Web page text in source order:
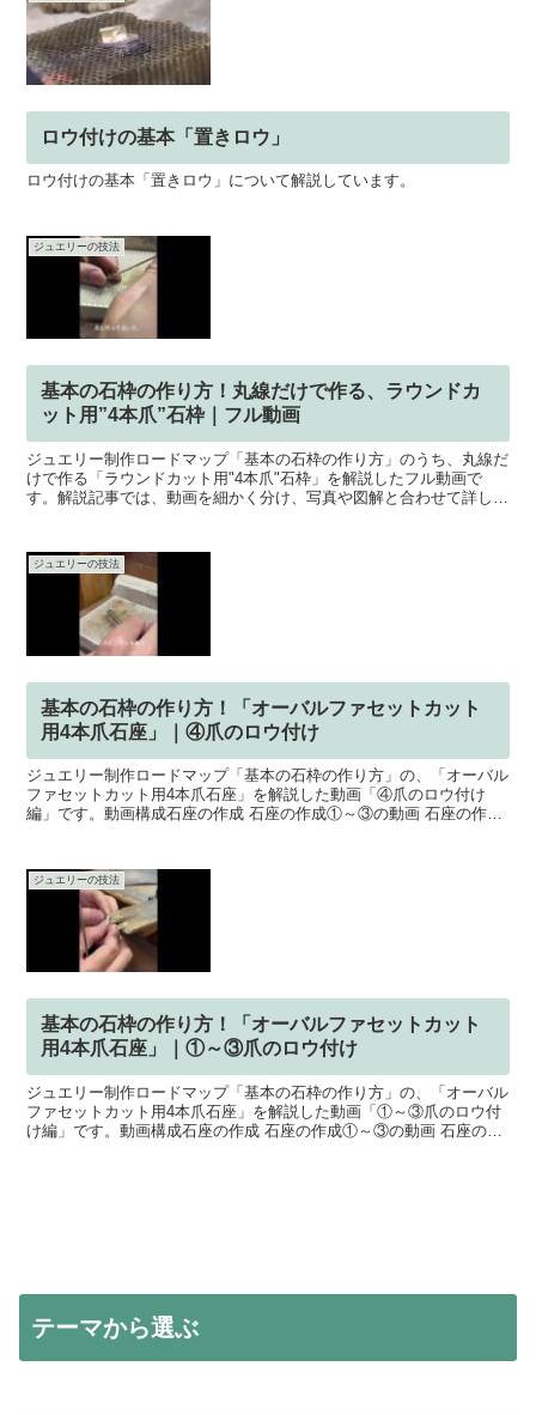
ロウ付けの基本「置きロウ」
ロウ付けの基本「置きロウ」について解説しています。
ジュエリーの技法
基本の石枠の作り方！丸線だけで作る、ラウンドカ
ット用”4本爪”石枠｜フル動画
ジュエリー制作ロードマップ「基本の石枠の作り方」のうち、丸線だ
けで作る「ラウンドカット用"4本爪"石枠」を解説したフル動画で
す。解説記事では、動画を細かく分け、写真や図解と合わせて詳しく
ジュエリーの技法
基本の石枠の作り方！「オーバルファセットカット
用4本爪石座」｜④爪のロウ付け
ジュエリー制作ロードマップ「基本の石枠の作り方」の、「オーバル
ファセットカット用4本爪石座」を解説した動画「④爪のロウ付け
編」です。動画構成石座の作成 石座の作成①～③の動画 石座の作成
ジュエリーの技法
基本の石枠の作り方！「オーバルファセットカット
用4本爪石座」｜①～③爪のロウ付け
ジュエリー制作ロードマップ「基本の石枠の作り方」の、「オーバル
ファセットカット用4本爪石座」を解説した動画「①～③爪のロウ付
け編」です。動画構成石座の作成 石座の作成①～③の動画 石座の作
テーマから選ぶ